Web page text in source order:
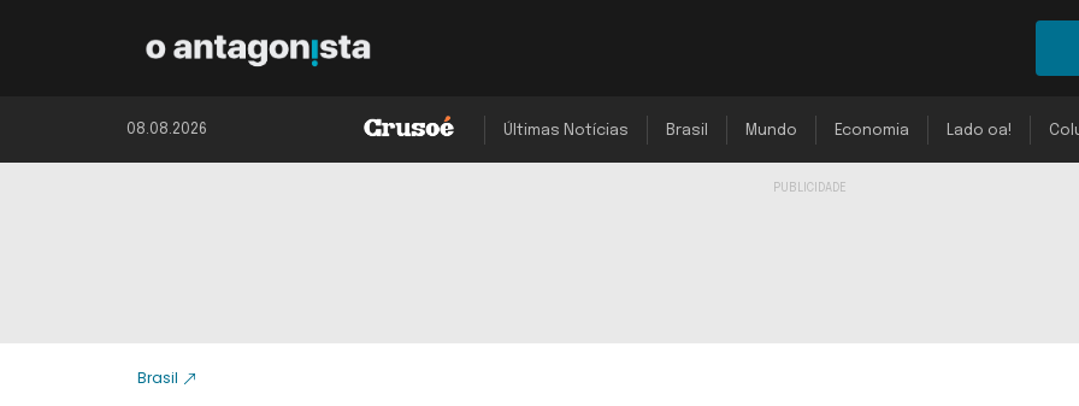
08.08.2026 Últimas Notícias Brasil Mundo Economia Lado oa!
Brasil